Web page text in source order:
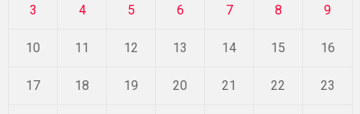
3 4 5 6 7 8 9
10 11 12 13 14 15 16
17 18 19 20 21 22 23